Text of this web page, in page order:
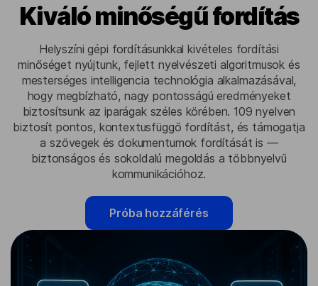
Kiváló minőségű fordítás
Helyszíni gépi fordításunkkal kivételes fordítási
minőséget nyújtunk, fejlett nyelvészeti algoritmusok és
mesterséges intelligencia technológia alkalmazásával,
hogy megbízható, nagy pontosságú eredményeket
biztosítsunk az iparágak széles körében. 109 nyelven
biztosít pontos, kontextusfüggő fordítást, és támogatja
a szövegek és dokumentumok fordítását is —
biztonságos és sokoldalú megoldás a többnyelvű
kommunikációhoz.
Próba hozzáférés